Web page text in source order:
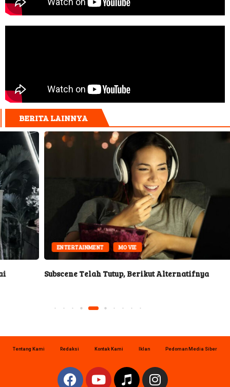
BERITA LAINNYA
ENTERTAINMENT MOVIE
Subscene Telah Tutup, Berikut Alternatifnya
Tentang Kami Redaksi Kontak Kami Iklan Pedoman Media Siber